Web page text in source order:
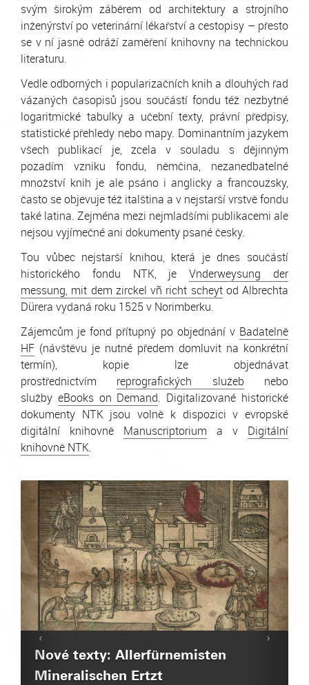
svým širokým záběrem od architektury a strojního
inženýrství po veterinární lékařství a cestopisy – přesto
se v ní jasně odráží zaměření knihovny na technickou
literaturu.
Vedle odborných i popularizačních knih a dlouhých řad
vázaných časopisů jsou součástí fondu též nezbytné
logaritmické tabulky a učební texty, právní předpisy,
statistické přehledy nebo mapy. Dominantním jazykem
všech publikací je, zcela v souladu s dějinným
pozadím vzniku fondu, němčina, nezanedbatelné
množství knih je ale psáno i anglicky a francouzsky,
často se objevuje též italština a v nejstarší vrstvě fondu
také latina. Zejména mezi nejmladšími publikacemi ale
nejsou vyjímečné ani dokumenty psané česky.
Tou vůbec nejstarší knihou, která je dnes součástí
historického fondu NTK, jeVnderweysung der
messung, mit dem zirckel vñ richt scheytod Albrechta
Dürera vydaná roku 1525 v Norimberku.
Zájemcům je fond přítupný po objednání v Badatelně
HF (návštěvu je nutné předem domluvit na konkrétní
termín), kopie lze objednávat
prostřednictvím
reprografických služeb
nebo
služby eBooks on Demand. Digitalizované historické
dokumenty NTK jsou volně k dispozici v evropské
digitální knihovně Manuscriptorium a v Digitální
knihovně NTK.
Nové texty: Allerfürnemisten
Mineralischen Ertzt